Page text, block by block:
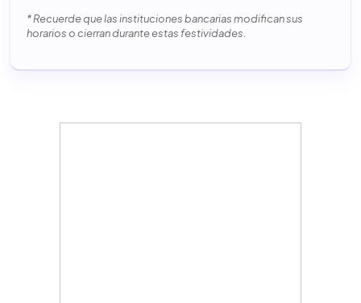
* Recuerde que las instituciones bancarias modifican sus
horarios o cierran durante estas festividades.